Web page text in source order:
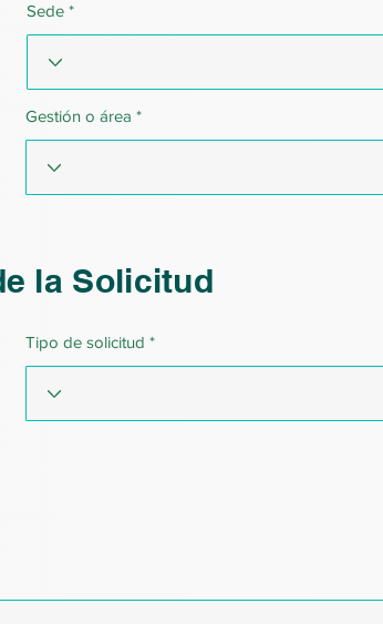
Sede
Gestión o área
la Solicitud
Tipo de solicitud